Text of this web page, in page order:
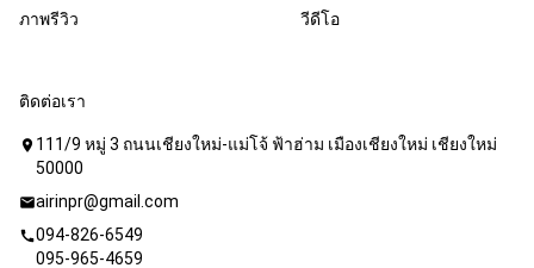
ภาพรีวิว
วีดีโอ
ติดต่อเรา
location_on 111/9 หมู่ 3 ถนนเชียงใหม่-แม่โจ้ ฟ้าฮ่าม เมืองเชียงใหม่ เชียงใหม่
50000
mailairinpr@gmail.com
call094-826-6549
095-965-4659